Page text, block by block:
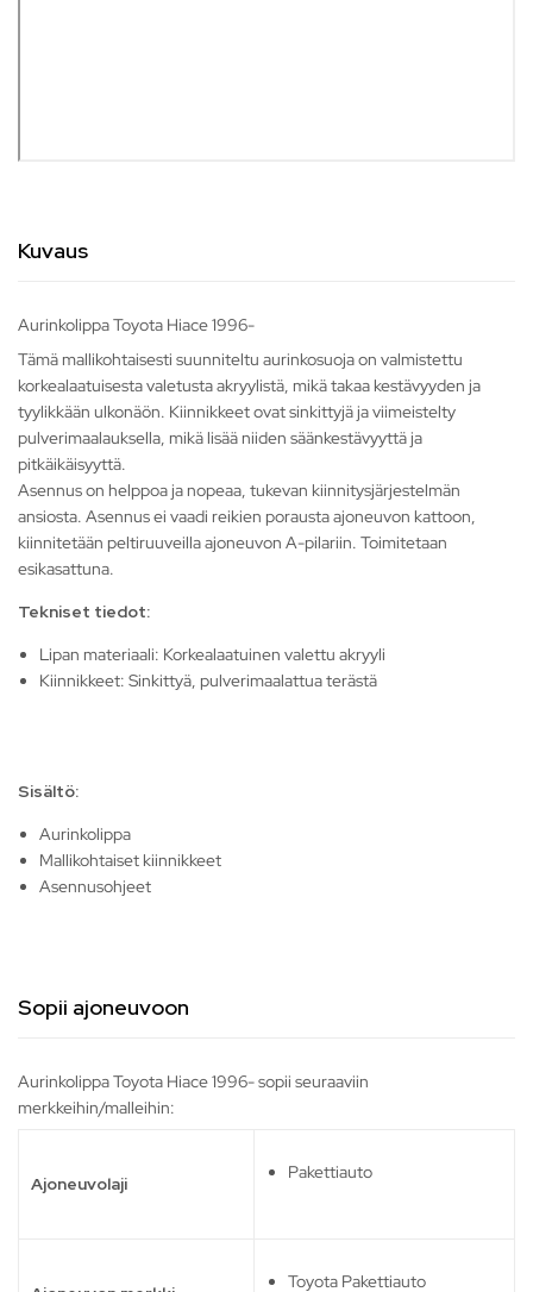
Kuvaus
Aurinkolippa Toyota Hiace 1996-
Tämä mallikohtaisesti suunniteltu aurinkosuoja on valmistettu
korkealaatuisesta valetusta akryylistä, mikä takaa kestävyyden ja
tyylikkään ulkonäön. Kiinnikkeet ovat sinkittyjä ja viimeistelty
pulverimaalauksella, mikä lisää niiden säänkestävyyttä ja
pitkäikäisyyttä.
Asennus on helppoa ja nopeaa, tukevan kiinnitysjärjestelmän
ansiosta. Asennus ei vaadi reikien porausta ajoneuvon kattoon,
kiinnitetään peltiruuveilla ajoneuvon A-pilariin. Toimitetaan
esikasattuna.
Tekniset tiedot:
Lipan materiaali: Korkealaatuinen valettu akryyli
Kiinnikkeet: Sinkittyä, pulverimaalattua terästä
Sisältö:
Aurinkolippa
Mallikohtaiset kiinnikkeet
Asennusohjeet
Sopii ajoneuvoon
Aurinkolippa Toyota Hiace 1996- sopii seuraaviin
merkkeihin/malleihin:
Ajoneuvolaji
Pakettiauto
Toyota Pakettiauto